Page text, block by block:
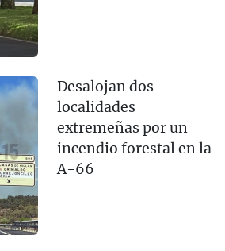
Desalojan dos
localidades
extremeñas por un
incendio forestal en la
A-66